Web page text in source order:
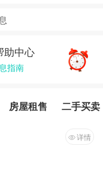
助中心
指南
房屋租售 二手买卖
详情